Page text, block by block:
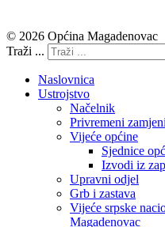
© 2026 Općina Magadenovac
Traži ...
Naslovnica
Ustrojstvo
Načelnik
Privremeni
Vijeće općine
Sjednice
Izvodi iz
Upravni odjel
Grb i zastava
Vijeće srpske
Magadenovac